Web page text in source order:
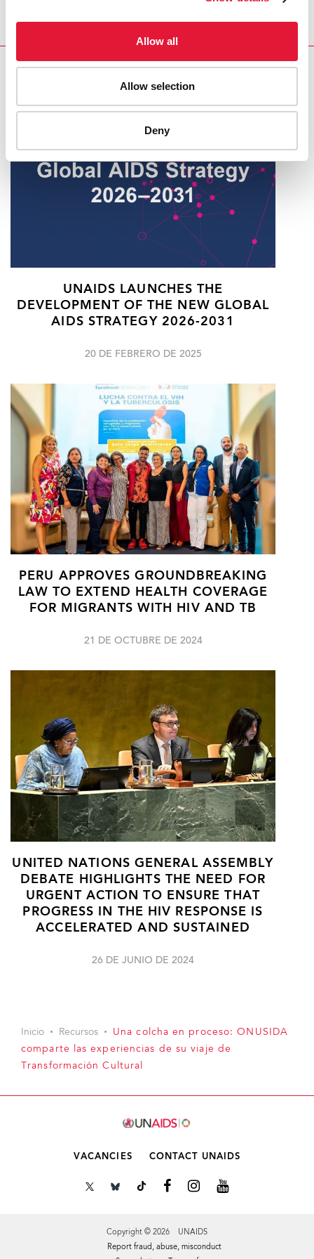
Allow all
Allow selection
Deny
RELATED
UNAIDS LAUNCHES THE
DEVELOPMENT OF THE NEW GLOBAL
AIDS STRATEGY 2026-2031
20 DE FEBRERO DE 2025
PERU APPROVES GROUNDBREAKING
LAW TO EXTEND HEALTH COVERAGE
FOR MIGRANTS WITH HIV AND TB
21 DE OCTUBRE DE 2024
UNITED NATIONS GENERAL ASSEMBLY
DEBATE HIGHLIGHTS THE NEED FOR
URGENT ACTION TO ENSURE THAT
PROGRESS IN THE HIV RESPONSE IS
ACCELERATED AND SUSTAINED
26 DE JUNIO DE 2024
Inicio Recursos
Una colcha en proceso: ONUSIDA
comparte las experiencias de su viaje de
Transformación Cultural
VACANCIES CONTACT UNAIDS
Copyright © 2026 UNAIDS
Report fraud, abuse, misconduct